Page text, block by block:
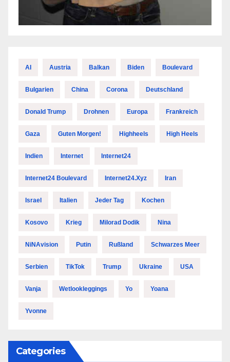
AI Austria Balkan Biden Boulevard
Bulgarien China Corona Deutschland
Donald Trump Drohnen Europa Frankreich
Gaza Guten Morgen! Highheels High Heels
Indien Internet Internet24
Internet24 Boulevard Internet24.xyz Iran
Israel Italien Jeder Tag Kochen
Kosovo Krieg Milorad Dodik Nina
NiNAvision Putin Rußland Schwarzes Meer
Serbien TikTok Trump Ukraine USA
Vanja Wetlookleggings Yo Yoana
Yvonne
Categories